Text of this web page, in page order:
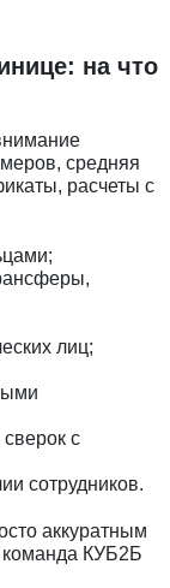
на что
средняя
расчеты с
лиц;
сверок с
сотрудников.
аккуратным
КУБ2Б